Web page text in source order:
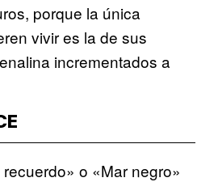
porque la única
vivir es la de sus
incrementados a
o «Mar negro»